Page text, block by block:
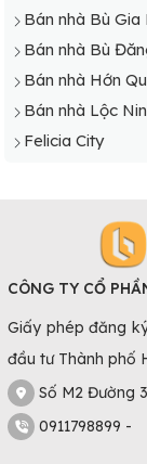
Bán nhà Bù Gia
Bán nhà Bù
Bán nhà Hớn
Bán nhà Lộc
Felicia City
CÔNG TY CỔ
Giấy phép đăng
đầu tư Thành phố
Số M2 Đường
0911798899 -